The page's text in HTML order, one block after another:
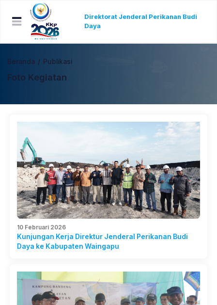
Direktorat Jenderal Perikanan Budi
Daya
Beranda / Publikasi
Foto Kegiatan
10 Februari 2026
Kunjungan Kerja Direktur Jenderal Perikanan Budi
Daya ke Kabupaten Waingapu